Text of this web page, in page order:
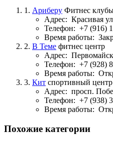
1. Ариберу Фитнес
Адрес: Красивая
Телефон: +7 (916)
Время работы:
2. В Теме фитнес центр
Адрес:
Телефон: +7 (928)
Время работы:
3. Кит спортивный центр
Адрес: просп.
Телефон: +7 (938)
Время работы:
Похожие категории